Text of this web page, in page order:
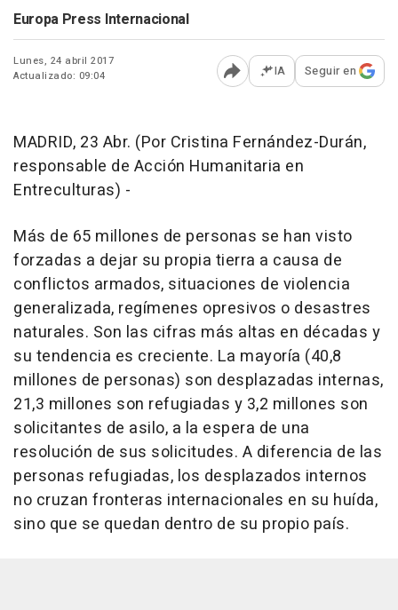
Europa Press Internacional
Lunes, 24 abril 2017
Actualizado: 09:04
Abrir opciones para
IA Seguir en
MADRID, 23 Abr. (Por Cristina Fernández-Durán,
responsable de Acción Humanitaria en
Entreculturas) -
Más de 65 millones de personas se han visto
forzadas a dejar su propia tierra a causa de
conflictos armados, situaciones de violencia
generalizada, regímenes opresivos o desastres
naturales. Son las cifras más altas en décadas y
su tendencia es creciente. La mayoría (40,8
millones de personas) son desplazadas internas,
21,3 millones son refugiadas y 3,2 millones son
solicitantes de asilo, a la espera de una
resolución de sus solicitudes. A diferencia de las
personas refugiadas, los desplazados internos
no cruzan fronteras internacionales en su huída,
sino que se quedan dentro de su propio país.